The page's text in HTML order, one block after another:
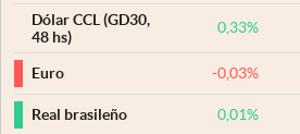
Dólar CCL (GD30,
48 hs)
0,33%
Euro -0,03%
Real brasileño 0,01%